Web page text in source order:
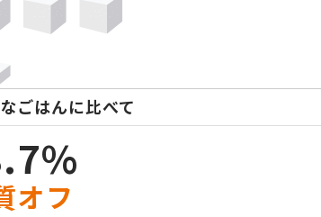
ごはんに比べて
オフ